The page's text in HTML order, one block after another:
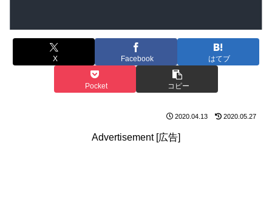
X Facebook はてブ
Pocket コピー
2020.04.13 2020.05.27
Advertisement [広告]